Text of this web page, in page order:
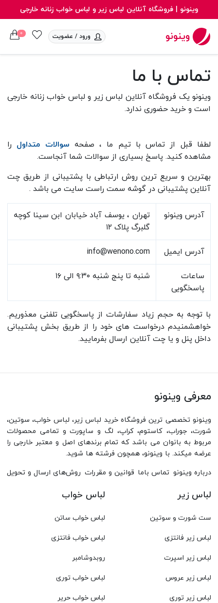
وینونو |‌ فروشگاه آنلاین لباس زیر و لباس خواب زنانه خارجی
ورود / عضویت 0 وینونو
تماس با ما
وینونو یک فروشگاه آنلاین لباس زیر و لباس خواب زنانه خارجی
است و خرید حضوری ندارد.
لطفا قبل از تماس با تیم ما ، صفحه سوالات متداول را
مشاهده کنید. پاسخ بسیاری از سوالات شما آنجاست.
بهترین و سریع ترین روش ارتباطی با پشتیبانی از طریق چت
آنلاین پشتیبانی در گوشه سمت راست سایت می باشد .
آدرس وینونو
تهران ، یوسف آباد خیابان ابن سینا کوچه
گلبرگ پلاک ۱۲
آدرس ایمیل info@wenono.com
ساعات
پاسخگویی
شنبه تا پنج شنبه ۹:۳۰ الی ۱۶
با توجه به حجم زیاد سفارشات از پاسخگویی تلفنی معذوریم.
خواهشمنیدم درخواست های خود را از طریق بخش پشتیبانی
داخل پنل و یا چت آنلاین ارسال بفرمایید.
معرفی وینونو
وینونو تخصصی ترین فروشگاه خرید لباس زیر، لباس خواب، سوتین،
شورت، جوراب، کاستوم، کراپ، لگ و ساپورت و تمامی محصولات
مربوط به بانوان می باشد که تمام برندهای اصل و معتبر خارجی را
عرضه میکند. با وینونو، همچون فرشته ها شوید.
درباره وینونو تماس باما قوانین و مقررات روش‌های ارسال و تحویل
لباس زیر
ست شورت و سوتین
لباس زیر فانتزی
لباس زیر اسپرت
لباس زیر عروس
لباس زیر توری
لباس خواب
لباس خواب ساتن
لباس خواب فانتزی
روبدوشامبر
لباس خواب توری
لباس خواب حریر